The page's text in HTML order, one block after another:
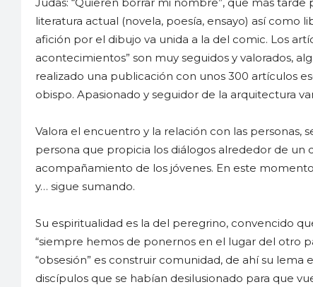
literatura actual (novela, poesía, ensayo) así como
afición por el dibujo va unida a la del comic. Los
acontecimientos” son muy seguidos y valorados,
realizado una publicación con unos 300 artículos
obispo. Apasionado y seguidor de la arquitectura
Valora el encuentro y la relación con las personas,
persona que propicia los diálogos alrededor de un
acompañamiento de los jóvenes. En este
y… sigue sumando.
Su espiritualidad es la del peregrino, convencido
“siempre hemos de ponernos en el lugar del otro
“obsesión” es construir comunidad, de ahí su lema
discípulos que se habían desilusionado para que